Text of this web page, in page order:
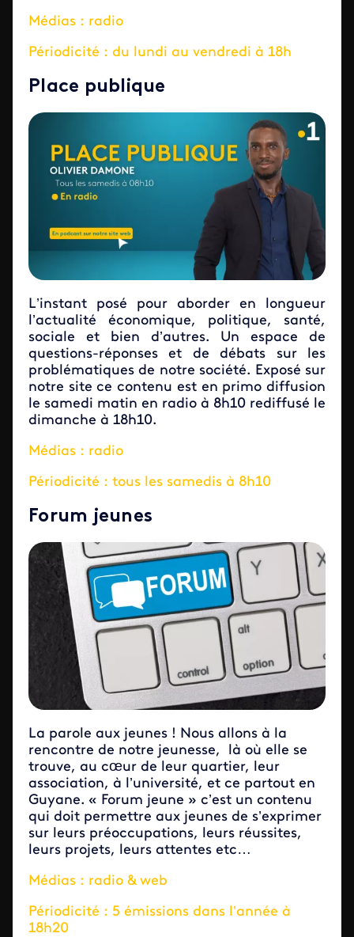
Médias : radio
Périodicité : du lundi au vendredi à 18h
Place publique
L’instant posé pour aborder en longueur
l’actualité économique, politique, santé,
sociale et bien d’autres. Un espace de
questions-réponses et de débats sur les
problématiques de notre société. Exposé sur
notre site ce contenu est en primo diffusion
le samedi matin en radio à 8h10 rediffusé le
dimanche à 18h10.
Médias : radio
Périodicité : tous les samedis à 8h10
Forum jeunes
La parole aux jeunes ! Nous allons à la
rencontre de notre jeunesse, là où elle se
trouve, au cœur de leur quartier, leur
association, à l’université, et ce partout en
Guyane. « Forum jeune » c’est un contenu
qui doit permettre aux jeunes de s’exprimer
sur leurs préoccupations, leurs réussites,
leurs projets, leurs attentes etc…
Médias : radio & web
Périodicité : 5 émissions dans l’année à
18h20